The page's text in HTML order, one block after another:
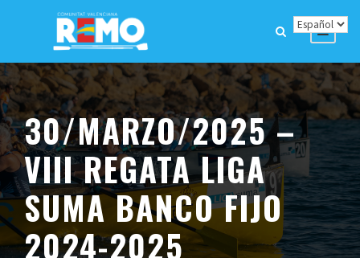
30/MARZO/2025 –
VIII REGATA LIGA
SUMA BANCO FIJO
2024-2025